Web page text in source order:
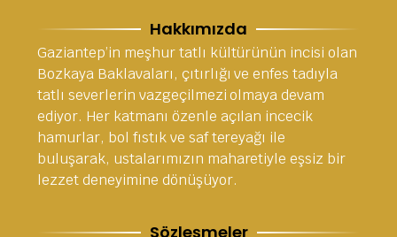
Hakkımızda
Gaziantep’in meşhur tatlı kültürünün incisi olan
Bozkaya Baklavaları, çıtırlığı ve enfes tadıyla
tatlı severlerin vazgeçilmezi olmaya devam
ediyor. Her katmanı özenle açılan incecik
hamurlar, bol fıstık ve saf tereyağı ile
buluşarak, ustalarımızın maharetiyle eşsiz bir
lezzet deneyimine dönüşüyor.
Sözleşmeler